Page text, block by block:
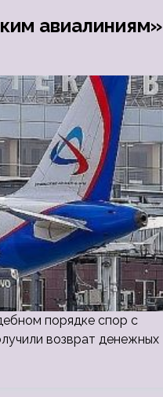
авиалиниям»
порядке спор с
возврат денежных